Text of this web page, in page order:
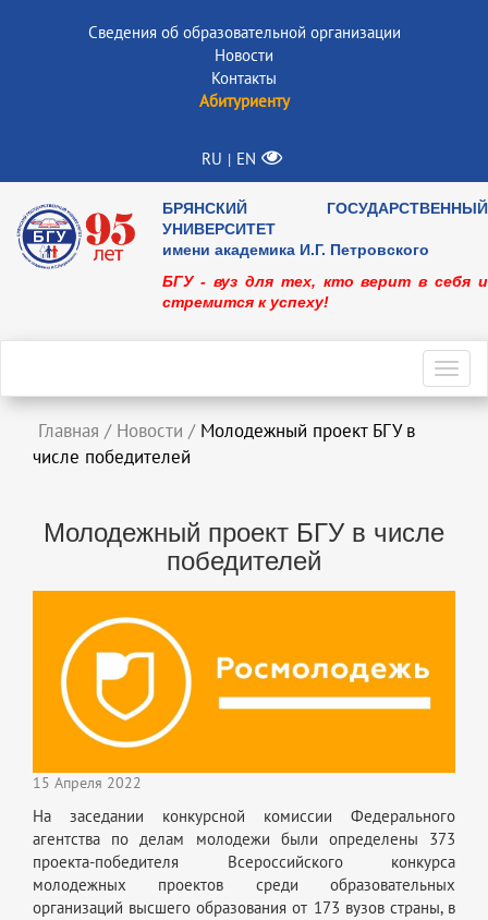
Сведения об образовательной организации
Новости
Контакты
Абитуриенту
RU | EN
БРЯНСКИЙ ГОСУДАРСТВЕННЫЙ
УНИВЕРСИТЕТ
имени академика И.Г. Петровского
БГУ - вуз для тех, кто верит в себя и
стремится к успеху!
Главная / Новости / Молодежный проект БГУ в
числе победителей
Молодежный проект БГУ в числе
победителей
15 Апреля 2022
На заседании конкурсной комиссии Федерального
агентства по делам молодежи были определены 373
проекта-победителя Всероссийского конкурса
молодежных проектов среди образовательных
организаций высшего образования от 173 вузов страны, в